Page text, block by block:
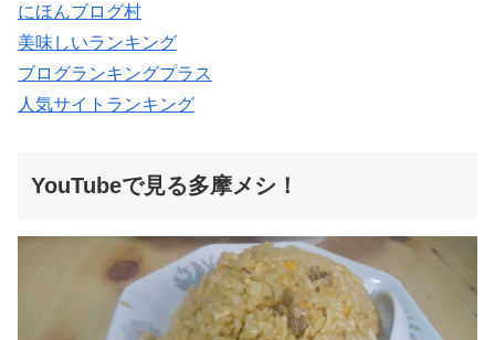
にほんブログ村
美味しいランキング
ブログランキングプラス
人気サイトランキング
YouTubeで見る多摩メシ！